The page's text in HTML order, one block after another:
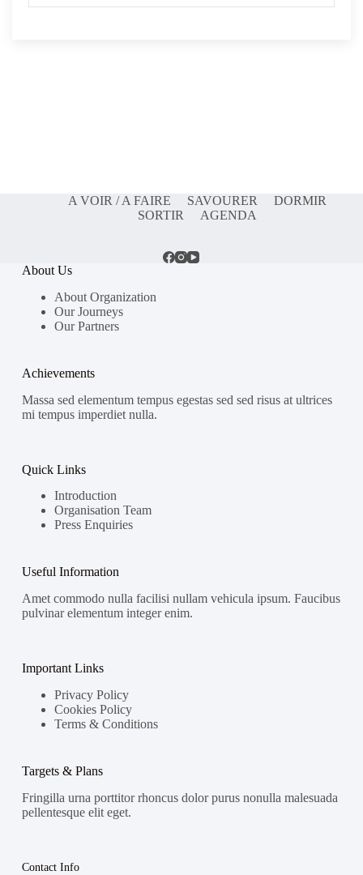
A VOIR / A FAIRE SAVOURER
DORMIR
SORTIR
AGENDA
About Us
About Organization
Our Journeys
Our Partners
Achievements
Massa sed elementum tempus egestas sed sed risus at ultrices
mi tempus imperdiet nulla.
Quick Links
Introduction
Organisation Team
Press Enquiries
Useful Information
Amet commodo nulla facilisi nullam vehicula ipsum. Faucibus
pulvinar elementum integer enim.
Important Links
Privacy Policy
Cookies Policy
Terms & Conditions
Targets & Plans
Fringilla urna porttitor rhoncus dolor purus nonulla malesuada
pellentesque elit eget.
Contact Info